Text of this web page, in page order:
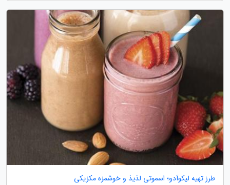
طرز تهیه لیکوآدو؛ اسموتی لذیذ و خوشمزه مکزیکی